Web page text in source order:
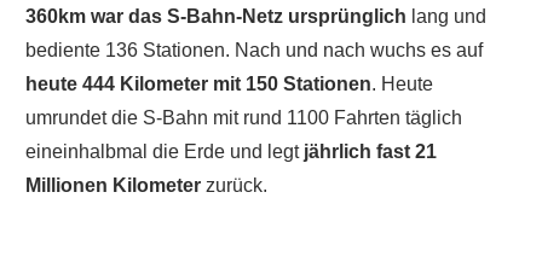
360km war das S-Bahn-Netz ursprünglich lang und
bediente 136 Stationen. Nach und nach wuchs es auf
heute 444 Kilometer mit 150 Stationen. Heute
umrundet die S-Bahn mit rund 1100 Fahrten täglich
eineinhalbmal die Erde und legtjährlich fast 21
Millionen Kilometer zurück.